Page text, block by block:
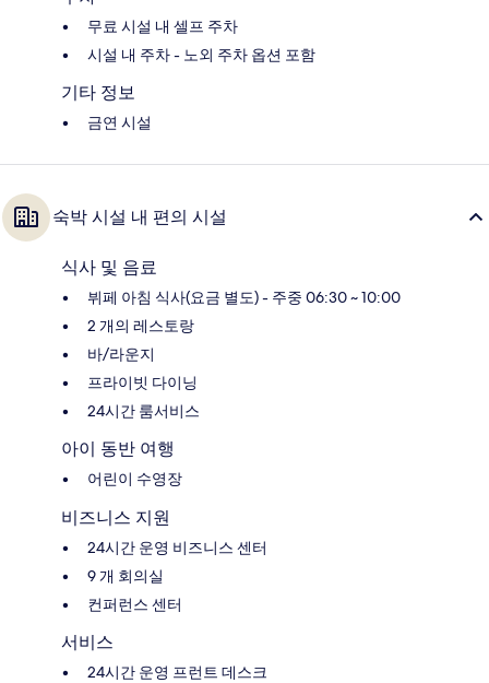
무료 시설 내 셀프 주차
시설 내 주차 - 노외 주차 옵션 포함
기타 정보
금연 시설
숙박 시설 내 편의 시설
식사 및 음료
뷔페 아침 식사(요금 별도) - 주중 06:30 ~ 10:00
2 개의 레스토랑
바/라운지
프라이빗 다이닝
24시간 룸서비스
아이 동반 여행
어린이 수영장
비즈니스 지원
24시간 운영 비즈니스 센터
9 개 회의실
컨퍼런스 센터
서비스
24시간 운영 프런트 데스크